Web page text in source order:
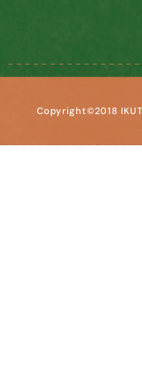
Copyright©2018